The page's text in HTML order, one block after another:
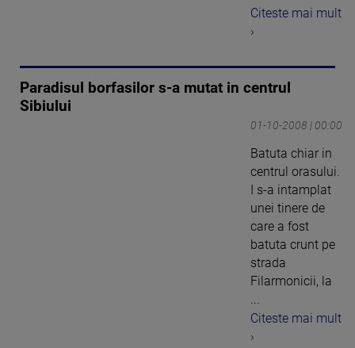
Citeste mai mult
›
Paradisul borfasilor s-a mutat in centrul
Sibiului
01-10-2008 | 00:00
Batuta chiar in
centrul orasului.
I s-a intamplat
unei tinere de
care a fost
batuta crunt pe
strada
Filarmonicii, la
Citeste mai mult
›